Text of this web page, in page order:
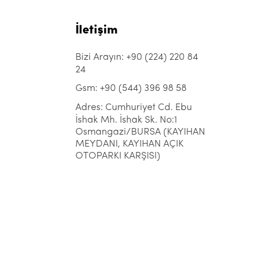
İletişim
Bizi Arayın: +90 (224) 220 84
24
Gsm: +90 (544) 396 98 58
Adres: Cumhuriyet Cd. Ebu
İshak Mh. İshak Sk. No:1
Osmangazi/BURSA (KAYIHAN
MEYDANI, KAYIHAN AÇIK
OTOPARKI KARŞISI)